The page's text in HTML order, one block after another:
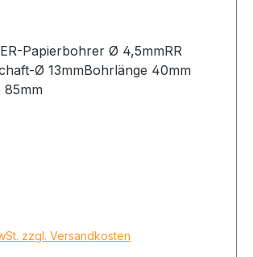
Papierbohrer Ø 4,5mmRR
Ø 13mmBohrlänge 40mm
85mm
zzgl. Versandkosten